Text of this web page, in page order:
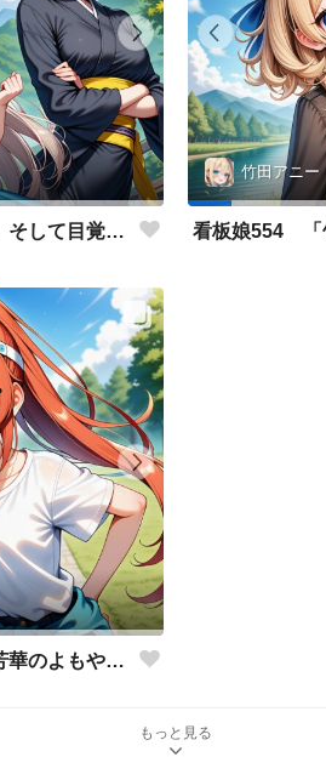
看板娘555 「帰還、そして目覚め。」
竹田アニー
看板娘551 「緋山芳華のよもやま話」
もっと見る